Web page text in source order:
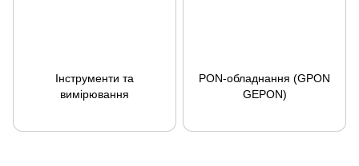
Інструменти та
вимірювання
PON-обладнання (GPON
GEPON)